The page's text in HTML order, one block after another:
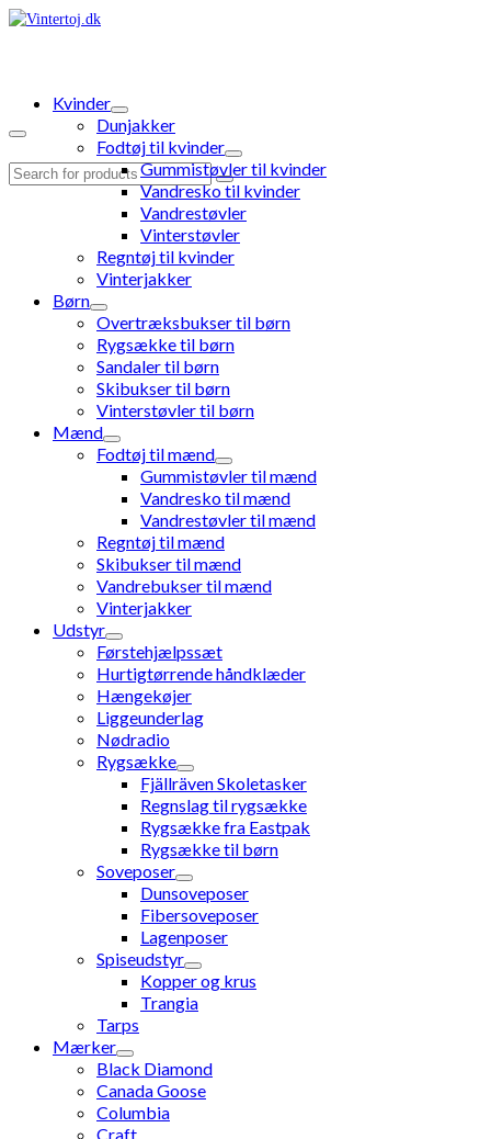
Search
Kvinder
Dunjakker
Fodtøj til kvinder
Gummistøvler til kvinder
Vandresko til kvinder
Vandrestøvler
Vinterstøvler
Regntøj til kvinder
Vinterjakker
Børn
Overtræksbukser til børn
Rygsække til børn
Sandaler til børn
Skibukser til børn
Vinterstøvler til børn
Mænd
Fodtøj til mænd
Gummistøvler til mænd
Vandresko til mænd
Vandrestøvler til mænd
Regntøj til mænd
Skibukser til mænd
Vandrebukser til mænd
Vinterjakker
Udstyr
Førstehjælpssæt
Hurtigtørrende håndklæder
Hængekøjer
Liggeunderlag
Nødradio
Rygsække
Fjällräven Skoletasker
Regnslag til rygsække
Rygsække fra Eastpak
Rygsække til børn
Soveposer
Dunsoveposer
Fibersoveposer
Lagenposer
Spiseudstyr
Kopper og krus
Trangia
Tarps
Mærker
Black Diamond
Canada Goose
Columbia
Craft